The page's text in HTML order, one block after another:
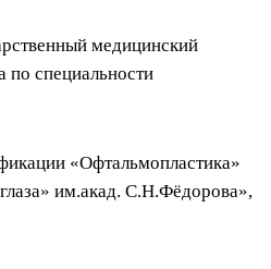
медицинский
по специальности
«Офтальмопластика»
им.акад. С.Н.Фёдорова»,